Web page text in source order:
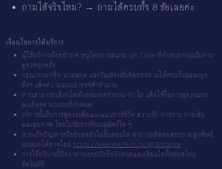
ถามได้จริงไหม? → ถามได้ครบทั้ง 8 ข้อเลยค่ะ
เงื่อนไขการให้บริการ
ผู้ใช้บริการต้องชำระค่าครูโดยการสแกน QR Code ที่กำหนดก่อนเริ่มการ
ดูดวงทุกครั้ง
กรุณากรอกชื่อ-นามสกุล และวันเดือนปีเกิดของท่านให้ครบถ้วนและถูก
ต้อง เพื่อความแม่นยำของคำทำนาย
ท่านสามารถเลือกไพ่ด้วยตนเองจำนวน 10 ใบ เพื่อใช้ในการดูดวงแบบ
ละเอียดตามระบบที่กำหนด
บริการนี้เป็นการดูดวงเพื่อแนะแนวทางชีวิต ความรัก การงาน การเงิน
และสุขภาพ โดยไม่รับประกันผลลัพธ์ใด ๆ
หากเกิดปัญหาหรือข้อสงสัยในขั้นตอนใด สามารถติดต่อสอบถามลูกศิษย์
แม่หมอได้ทางไลน์ https://line.me/R/ti/p/@372pcjre
การใช้บริการนี้ถือว่าท่านยอมรับข้อกำหนดและเงื่อนไขทั้งหมดโดย
อัตโนมัติ